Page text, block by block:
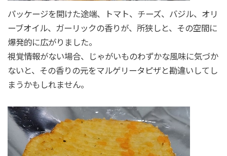
パッケージを開けた途端、トマト、チーズ、バジル、オリ
ーブオイル、ガーリックの香りが、所狭しと、その空間に
爆発的に広がりました。
視覚情報がない場合、じゃがいものわずかな風味に気づか
ないと、その香りの元をマルゲリータピザと勘違いしてし
まうかもしれません。